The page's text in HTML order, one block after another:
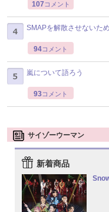
107 コメント
SMAPを解散させないた
94コメント
嵐について語ろう
93コメント
サイゾーウーマン
新着商品